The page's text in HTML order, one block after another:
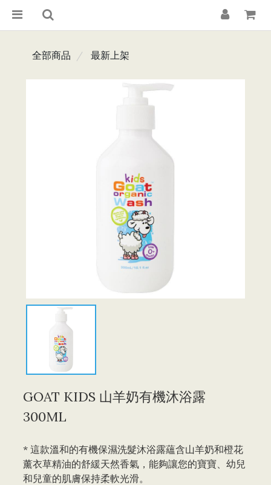
全部商品 最新上架
GOAT KIDS 山羊奶有機沐浴露
300ML
* 這款溫和的有機保濕洗髮沐浴露蘊含山羊奶和橙花
薰衣草精油的舒緩天然香氣，能夠讓您的寶寶、幼兒
和兒童的肌膚保持柔軟光滑。